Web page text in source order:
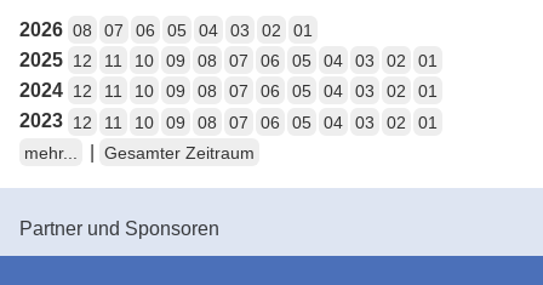
2026 08 07 06 05 04 03 02 01
2025 12 11 10 09 08 07 06 05 04 03 02 01
2024 12 11 10 09 08 07 06 05 04 03 02 01
2023 12 11 10 09 08 07 06 05 04 03 02
01
mehr...
Gesamter Zeitraum
Partner und Sponsoren